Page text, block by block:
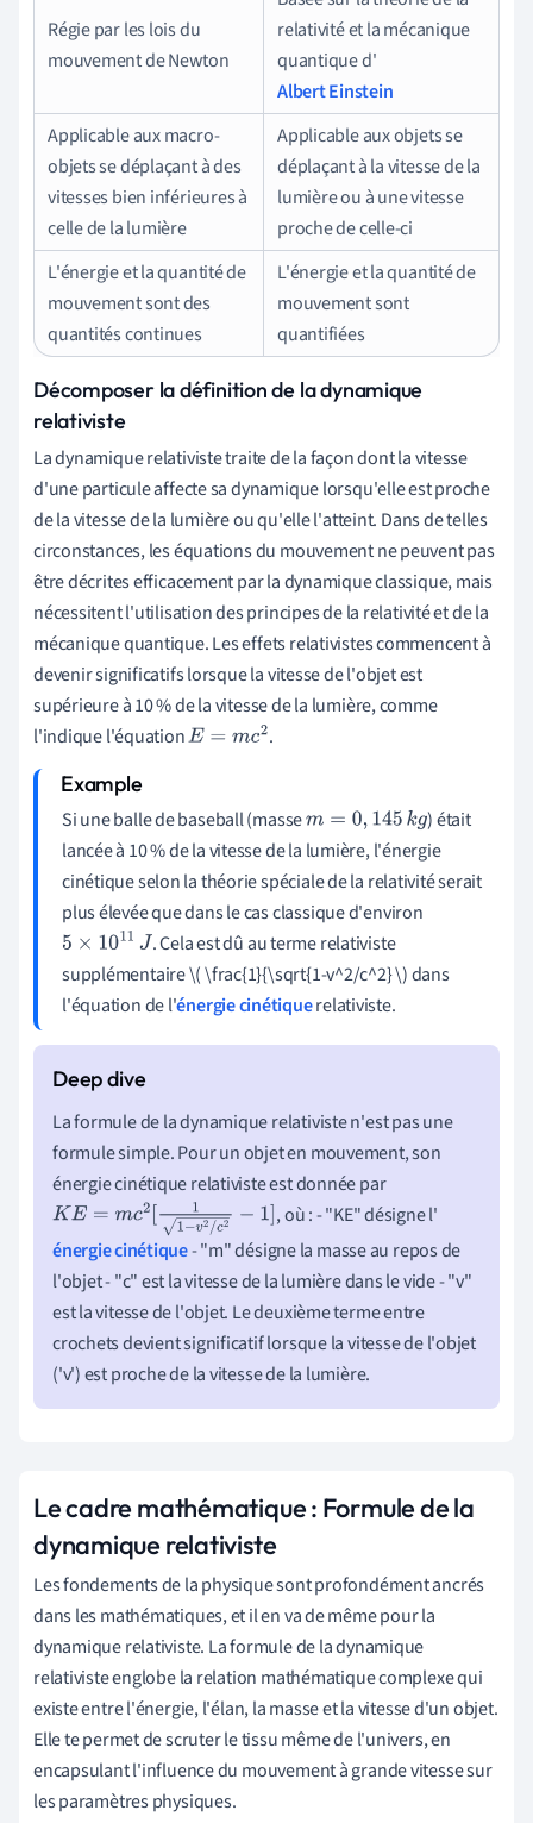
Régie par les lois du
mouvement de Newton
relativité et la mécanique
quantique d'
Albert Einstein
Applicable aux macro-
objets se déplaçant à des
vitesses bien inférieures à
celle de la lumière
Applicable aux objets se
déplaçant à la vitesse de la
lumière ou à une vitesse
proche de celle-ci
L'énergie et la quantité de
mouvement sont des
quantités continues
L'énergie et la quantité de
mouvement sont
quantifiées
Décomposer la définition de la dynamique
relativiste
La dynamique relativiste traite de la façon dont la vitesse
d'une particule affecte sa dynamique lorsqu'elle est proche
de la vitesse de la lumière ou qu'elle l'atteint. Dans de telles
circonstances, les équations du mouvement ne peuvent pas
être décrites efficacement par la dynamique classique, mais
nécessitent l'utilisation des principes de la relativité et de la
mécanique quantique. Les effets relativistes commencent à
devenir significatifs lorsque la vitesse de l'objet est
supérieure à 10 % de la vitesse de la lumière, comme
l'indique l'équationE= mc 2 .
Si une balle de baseball (massem= 0,145kg
) était
lancée à 10 % de la vitesse de la lumière, l'énergie
cinétique selon la théorie spéciale de la relativité serait
plus élevée que dans le cas classique d'environ
5×1011J
. Cela est dû au terme relativiste
supplémentaire \( \frac{1}{\sqrt{1-v^2/c^2} \) dans
l'équation de l'énergie cinétiquerelativiste.
La formule de la dynamique relativiste n'est pas une
formule simple. Pour un objet en mouvement, son
énergie cinétique relativiste est donnée par
KE=mc2 [11−v2/c2−1]
, où : - "KE" désigne l'
énergie cinétique- "m" désigne la masse au repos de
l'objet - "c" est la vitesse de la lumière dans le vide - "v"
est la vitesse de l'objet. Le deuxième terme entre
crochets devient significatif lorsque la vitesse de l'objet
('v') est proche de la vitesse de la lumière.
Le cadre mathématique : Formule de la
dynamique relativiste
Les fondements de la physique sont profondément ancrés
dans les mathématiques, et il en va de même pour la
dynamique relativiste. La formule de la dynamique
relativiste englobe la relation mathématique complexe qui
existe entre l'énergie, l'élan, la masse et la vitesse d'un objet.
Elle te permet de scruter le tissu même de l'univers, en
encapsulant l'influence du mouvement à grande vitesse sur
les paramètres physiques.